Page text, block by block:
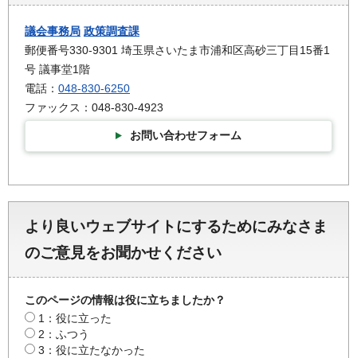
議会事務局 政策調査課
郵便番号330-9301 埼玉県さいたま市浦和区高砂三丁目15番1
号 議事堂1階
電話： 048-830-6250
ファックス：048-830-4923
お問い合わせフォーム
より良いウェブサイトにするためにみなさま
のご意見をお聞かせください
このページの情報は役に立ちましたか？
1：役に立った
2：ふつう
3：役に立たなかった